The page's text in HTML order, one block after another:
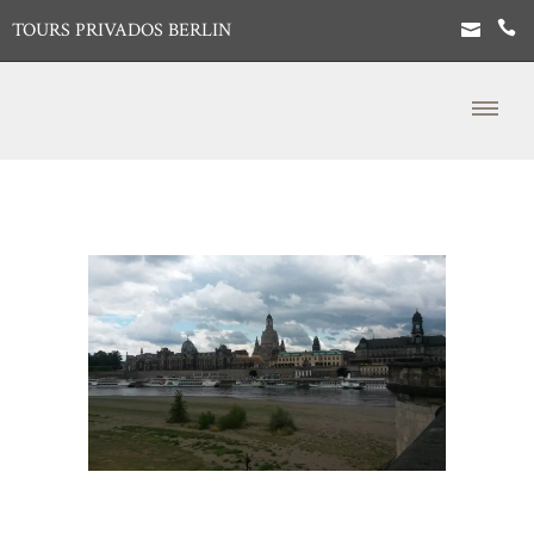
TOURS PRIVADOS BERLIN